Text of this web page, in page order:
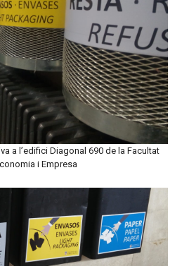
a l’edifici Diagonal 690 de la Facultat
i Empresa